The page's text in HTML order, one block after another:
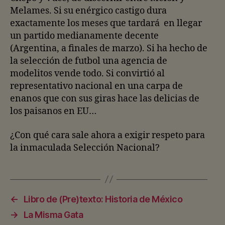
Melames. Si su enérgico castigo dura
exactamente los meses que tardará en llegar
un partido medianamente decente
(Argentina, a finales de marzo). Si ha hecho de
la selección de futbol una agencia de
modelitos vende todo. Si convirtió al
representativo nacional en una carpa de
enanos que con sus giras hace las delicias de
los paisanos en EU…
¿Con qué cara sale ahora a exigir respeto para
la inmaculada Selección Nacional?
←
Libro de (Pre)texto: Historia de México
→
La Misma Gata